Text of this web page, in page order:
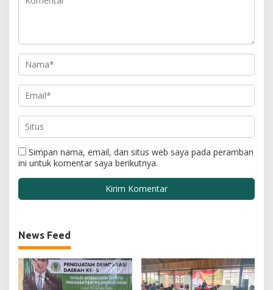
Simpan nama, email, dan situs web saya pada peramban
ini untuk komentar saya berikutnya.
News Feed